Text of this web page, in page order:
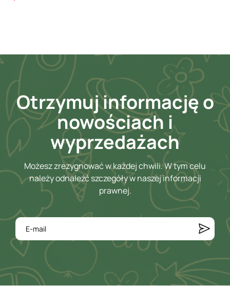
Otrzymuj informację o
nowościach i
wyprzedażach
Możesz zrezygnować w każdej chwili. W tym celu
należy odnaleźć szczegóły w naszej informacji
prawnej.